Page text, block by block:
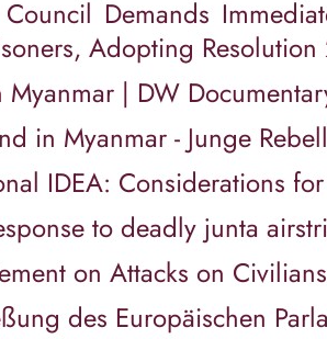
Council Demands
Adopting
Myanmar | DW
in Myanmar - Junge
IDEA: Considerations
to deadly junta
on Attacks on
des Europäischen